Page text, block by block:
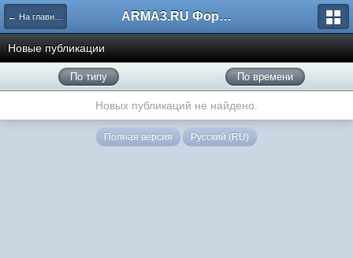
← На главную ARMA3.RU Форум
Новые публикации
По типу По времени
Новых публикаций не найдено.
Полная версия Русский (RU)